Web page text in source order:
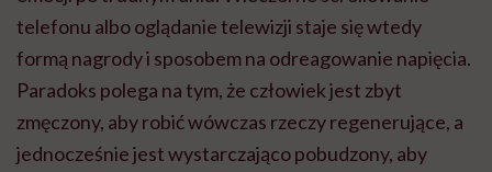
telefonu albo oglądanie telewizji staje się wtedy
formą nagrody i sposobem na odreagowanie napięcia.
Paradoks polega na tym, że człowiek jest zbyt
zmęczony, aby robić wówczas rzeczy regenerujące, a
jednocześnie jest wystarczająco pobudzony, aby